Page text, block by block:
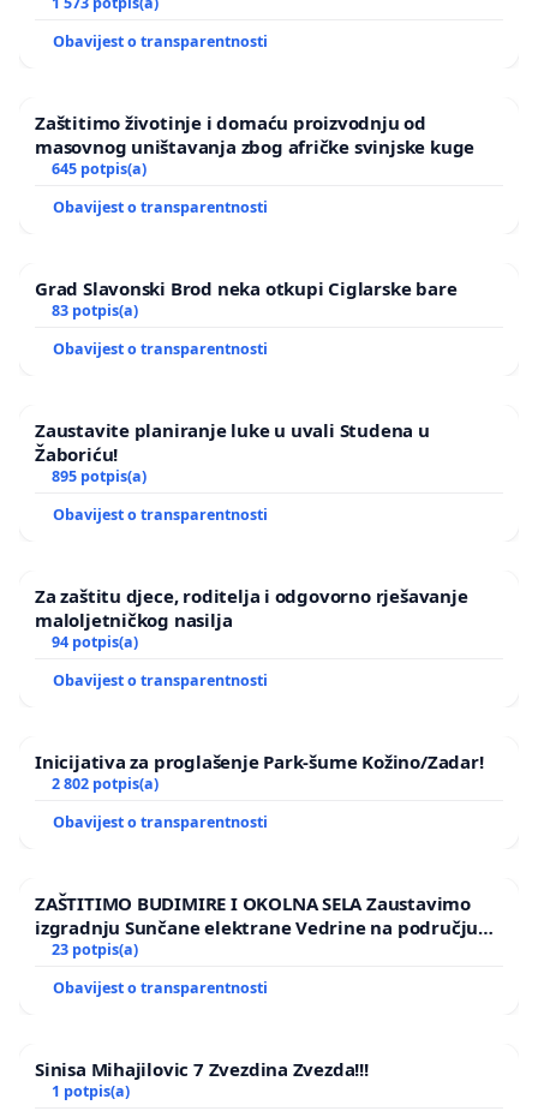
Obavijest o transparentnosti
Zaštitimo životinje i domaću proizvodnju od
masovnog uništavanja zbog afričke svinjske kuge
645 potpis(a)
Obavijest o transparentnosti
Grad Slavonski Brod neka otkupi Ciglarske bare
83 potpis(a)
Obavijest o transparentnosti
Zaustavite planiranje luke u uvali Studena u
Žaboriću!
895 potpis(a)
Obavijest o transparentnosti
Za zaštitu djece, roditelja i odgovorno rješavanje
maloljetničkog nasilja
94 potpis(a)
Obavijest o transparentnosti
Inicijativa za proglašenje Park-šume Kožino/Zadar!
2 802 potpis(a)
Obavijest o transparentnosti
ZAŠTITIMO BUDIMIRE I OKOLNA SELA Zaustavimo
izgradnju Sunčane elektrane Vedrine na području
Ugljana
23 potpis(a)
Obavijest o transparentnosti
Sinisa Mihajilovic 7 Zvezdina Zvezda!!!
1 potpis(a)